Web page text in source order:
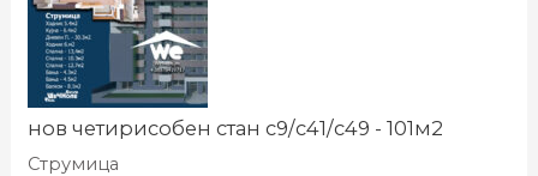
нов четирисобен стан с9/с41/с49 - 101м2
Струмица